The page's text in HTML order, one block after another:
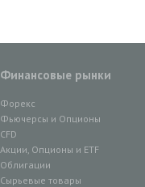
Финансовые рынки
Форекс
Фьючерсы и Опционы
CFD
Акции, Опционы и ETF
Облигации
Сырьевые товары